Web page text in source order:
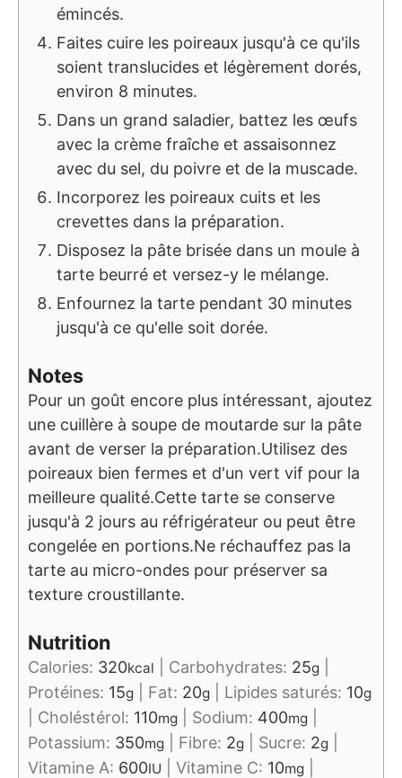
émincés.
Faites cuire les poireaux jusqu'à ce qu'ils
soient translucides et légèrement dorés,
environ 8 minutes.
Dans un grand saladier, battez les œufs
avec la crème fraîche et assaisonnez
avec du sel, du poivre et de la muscade.
Incorporez les poireaux cuits et les
crevettes dans la préparation.
Disposez la pâte brisée dans un moule à
tarte beurré et versez-y le mélange.
Enfournez la tarte pendant 30 minutes
jusqu'à ce qu'elle soit dorée.
Notes
Pour un goût encore plus intéressant, ajoutez
une cuillère à soupe de moutarde sur la pâte
avant de verser la préparation.Utilisez des
poireaux bien fermes et d'un vert vif pour la
meilleure qualité.Cette tarte se conserve
jusqu'à 2 jours au réfrigérateur ou peut être
congelée en portions.Ne réchauffez pas la
tarte au micro-ondes pour préserver sa
texture croustillante.
Nutrition
Calories: 320kcal Carbohydrates: 25g
Protéines: 15g Fat: 20g Lipides saturés: 10g
Choléstérol: 110mg Sodium: 400mg
Potassium: 350mg Fibre: 2g Sucre: 2g
Vitamine A: 600IU Vitamine C: 10mg